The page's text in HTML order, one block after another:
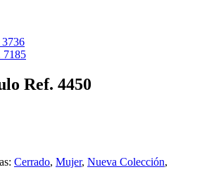
7185
Ref. 4450
Cerrado, Mujer, Nueva Colección,